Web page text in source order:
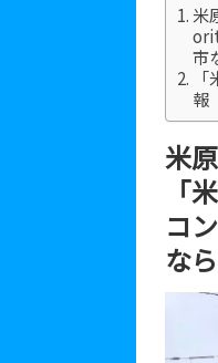
米
市
報
米
「
コ
な